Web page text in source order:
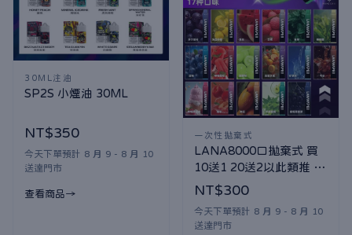
30ML注油
SP2S 小煙油 30ML
NT$350
今天下單預計 8 月 9 - 8 月 10
送達門市
查看商品
一次性拋棄式
LANA8000口拋棄式 買
10送1 20送2以此類推 口
味隨機贈送
NT$300
今天下單預計 8 月 9 - 8 月 10
送達門市